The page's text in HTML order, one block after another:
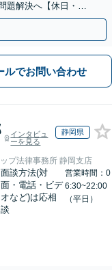
題解決へ【休日・夜
ルでお問い合わせ
インタビュ
ーを見る
静岡県
プ法律事務所 静岡支店
面談方法(対
面・電話・ビデ
オなど)は応相
談
営業時間：0
6:30~22:00
（平日）